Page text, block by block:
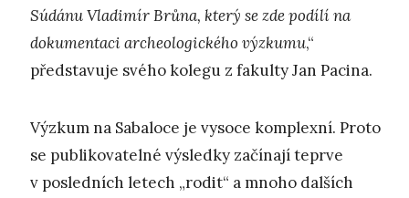
Súdánu Vladimír Brůna, který se zde podílí na
dokumentaci archeologického výzkumu,“
představuje svého kolegu z fakulty Jan Pacina.
Výzkum na Sabaloce je vysoce komplexní. Proto
se publikovatelné výsledky začínají teprve
v posledních letech „rodit“ a mnoho dalších